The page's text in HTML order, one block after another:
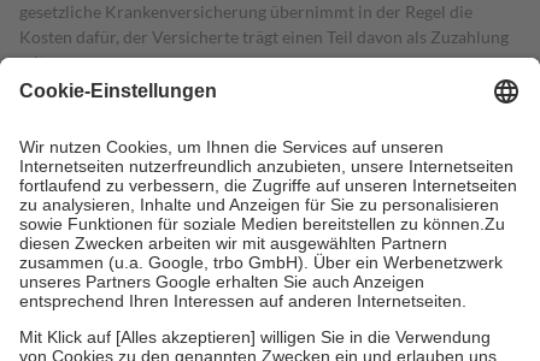
gesetzliche Krankenversicherung übernimmt in der Regel die
Kosten dafür, der Versicherte trägt einen Teil davon als Zuzahlung
mit.
Grundsätzlich leisten Mitglieder Zuzahlungen in Höhe von zehn
höchstens zehn Euro.
Es sind jedoch nie mehr als die tatsächlichen
Kosten der Leistung zu entrichten.
Diese Regeln gelten grundsätzlich auch für Online-Apotheken.
Bei Heilmitteln und häuslicher Krankenpflege beträgt die
Zuzahlung zehn Prozent der Kosten sowie zehn Euro je
Verordnung.
Um das Engagement der Versicherten für ihre eigene Gesundheit zu
stärken und die besondere Stellung der Familie zu unterstützen,
fallenkeine Zuzahlungenan bei: